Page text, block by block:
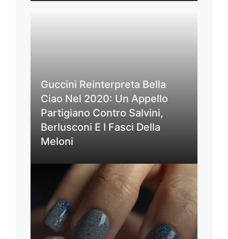
Guccini Reinterpreta Bella
Ciao Nel 2020: Un Appello
Partigiano Contro Salvini,
Berlusconi E I Fasci Della
Meloni